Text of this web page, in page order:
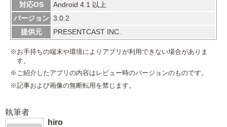
対応OS
Android 4.1 以上
バージョン 3.0.2
提供元
PRESENTCAST INC.
※お手持ちの端末や環境によりアプリが利用できない場合がありま
す。
※ご紹介したアプリの内容はレビュー時のバージョンのものです。
※記事および画像の無断転用を禁じます。
執筆者
hiro